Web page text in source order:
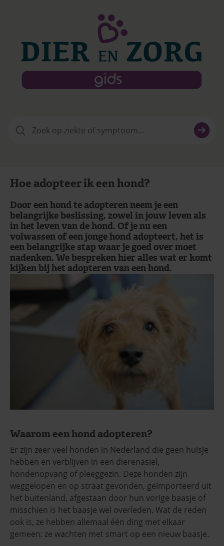
naar:
Hoe adopteer ik een hond?
Door een hond te adopteren neem je een
belangrijke beslissing, zowel in jouw leven als
in het leven van de hond. Of je nu een
volwassen of een jonge hond adopteert, het is
een belangrijke stap waar je goed over moet
nadenken. We bespreken hier alles wat er komt
kijken bij het adopteren van een hond.
Waarom een hond adopteren?
Er zijn zeer veel honden in Nederland die geen huisje
hebben en verblijven in een dierenasiel,
hondenopvang of pleeggezin. Deze honden zijn
weggelopen en op straat gevonden, geïmporteerd uit
het buitenland, afgestaan door hun vorige baasje of
misschien is het baasje wel overleden. Wat de reden
ook is, ze hebben allemaal één ding met elkaar
gemeen: ze wachten met smart op een nieuw baasje.